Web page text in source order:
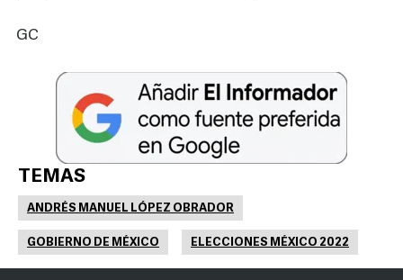
GC
TEMAS
ANDRÉS MANUEL LÓPEZ OBRADOR
GOBIERNO DE MÉXICO ELECCIONES MÉXICO 2022